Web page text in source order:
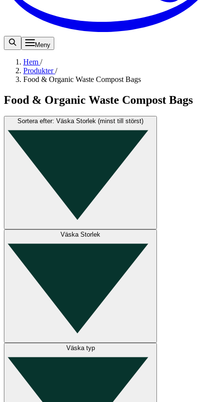
Meny
Hem /
Produkter/
Food & Organic Waste Compost Bags
Food & Organic Waste Compost Bags
Sortera efter: Väska Storlek (minst till störst)
Väska Storlek
Väska typ